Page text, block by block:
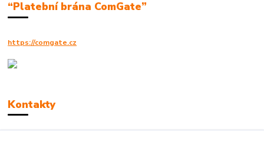
“Platební brána ComGate”
https://comgate.cz
Kontakty